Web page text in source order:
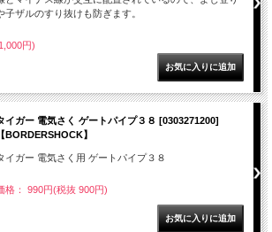
子ザルのすり抜けも防ぎます。
円)
イガー 電気さく ゲートパイプ３８ [0303271200]
【BORDERSHOCK】
イガー 電気さく用 ゲートパイプ３８
格： 990円(税抜 900円)